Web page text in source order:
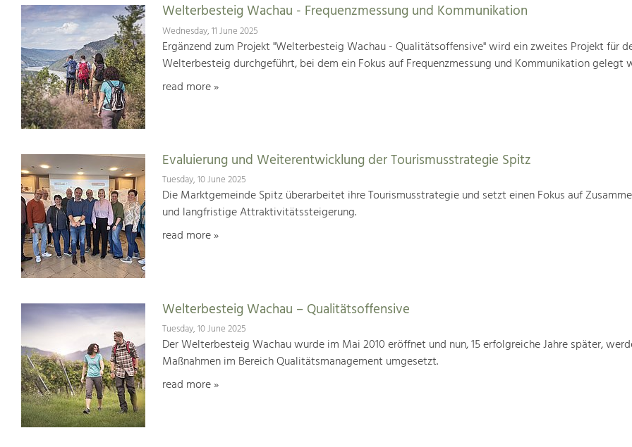
Welterbesteig Wachau - Frequenzmessung und Kommunikation
Wednesday, 11 June 2025
Ergänzend zum Projekt "Welterbesteig Wachau - Qualitätsoffensive" wird ein zweites Projekt für
Welterbesteig durchgeführt, bei dem ein Fokus auf Frequenzmessung und Kommunikation gelegt
read more »
Evaluierung und Weiterentwicklung der Tourismusstrategie Spitz
Tuesday, 10 June 2025
Die Marktgemeinde Spitz überarbeitet ihre Tourismusstrategie und setzt einen Fokus auf
und langfristige Attraktivitätssteigerung.
read more »
Welterbesteig Wachau – Qualitätsoffensive
Tuesday, 10 June 2025
Der Welterbesteig Wachau wurde im Mai 2010 eröffnet und nun, 15 erfolgreiche Jahre später,
Maßnahmen im Bereich Qualitätsmanagement umgesetzt.
read more »